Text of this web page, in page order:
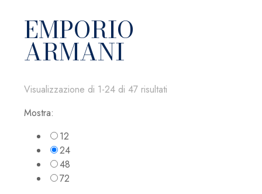
EMPORIO
ARMANI
Visualizzazione di 1-24 di 47 risultati
Mostra:
12
24
48
72